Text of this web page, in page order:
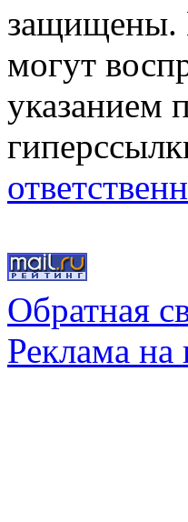
защищены.
могут
указанием
Обратная
Реклама на